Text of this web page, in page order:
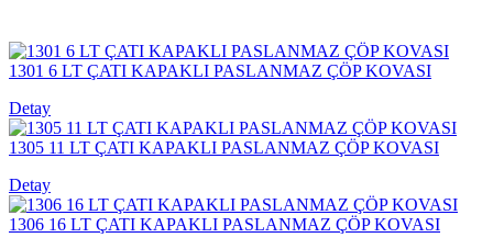
1301 6 LT ÇATI KAPAKLI PASLANMAZ ÇÖP KOVASI
Detay
1305 11 LT ÇATI KAPAKLI PASLANMAZ ÇÖP KOVASI
Detay
1306 16 LT ÇATI KAPAKLI PASLANMAZ ÇÖP KOVASI